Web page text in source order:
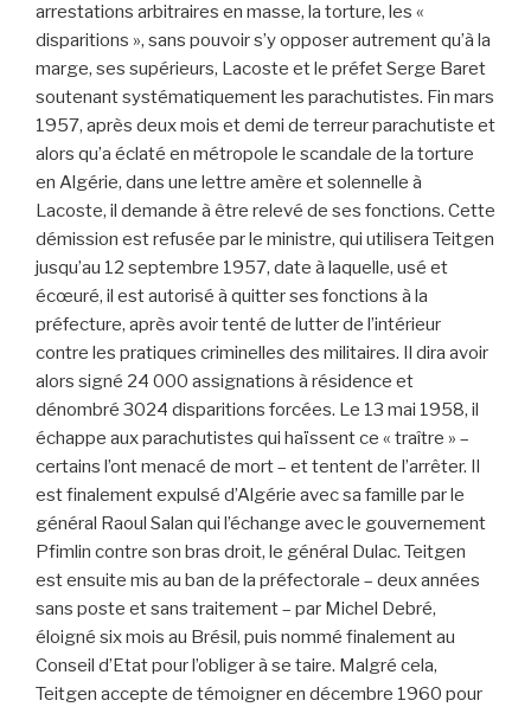
arrestations arbitraires en masse, la torture, les «
disparitions », sans pouvoir s’y opposer autrement qu’à la
marge, ses supérieurs, Lacoste et le préfet Serge Baret
soutenant systématiquement les parachutistes. Fin mars
1957, après deux mois et demi de terreur parachutiste et
alors qu’a éclaté en métropole le scandale de la torture
en Algérie, dans une lettre amère et solennelle à
Lacoste, il demande à être relevé de ses fonctions. Cette
démission est refusée par le ministre, qui utilisera Teitgen
jusqu’au 12 septembre 1957, date à laquelle, usé et
écœuré, il est autorisé à quitter ses fonctions à la
préfecture, après avoir tenté de lutter de l’intérieur
contre les pratiques criminelles des militaires. Il dira avoir
alors signé 24 000 assignations à résidence et
dénombré 3024 disparitions forcées. Le 13 mai 1958, il
échappe aux parachutistes qui haïssent ce « traître » –
certains l’ont menacé de mort – et tentent de l’arrêter. Il
est finalement expulsé d’Algérie avec sa famille par le
général Raoul Salan qui l’échange avec le gouvernement
Pfimlin contre son bras droit, le général Dulac. Teitgen
est ensuite mis au ban de la préfectorale – deux années
sans poste et sans traitement – par Michel Debré,
éloigné six mois au Brésil, puis nommé finalement au
Conseil d’Etat pour l’obliger à se taire. Malgré cela,
Teitgen accepte de témoigner en décembre 1960 pour